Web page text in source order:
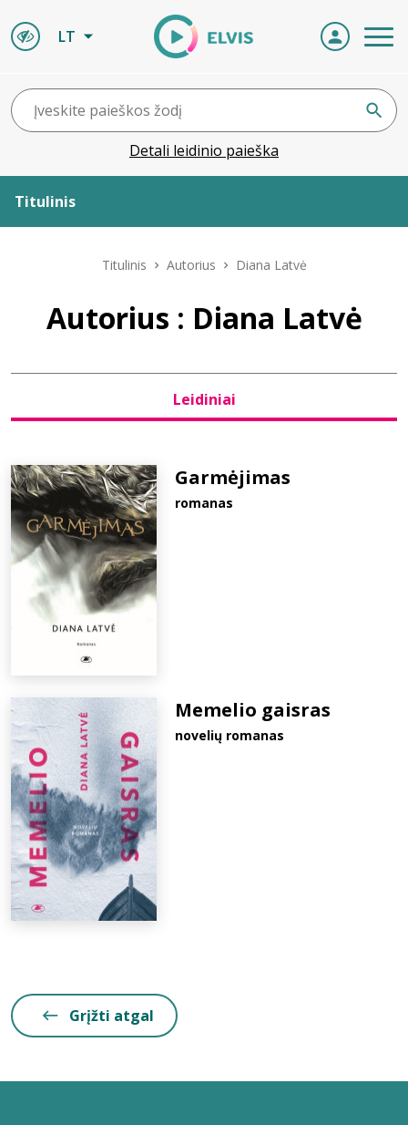
LT
Detali leidinio paieška
Titulinis
Leidiniai
D.U.K.
Titulinis Autorius Diana Latvė
Autorius : Diana Latvė
Leidiniai
Garmėjimas
romanas
Memelio gaisras
novelių romanas
Grįžti atgal